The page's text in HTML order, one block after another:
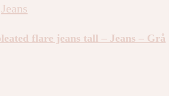
Jeans
flare jeans tall – Jeans – Grå